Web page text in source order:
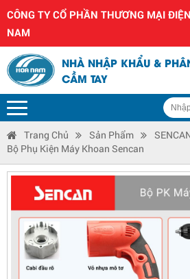
CÔNG TY CỔ PHẦN THƯƠNG MẠI
NAM
NHÀ NHẬP KHẨU &
CẦM TAY
Trang Chủ Sản Phẩm
Bộ Phụ Kiện Máy Khoan Sencan